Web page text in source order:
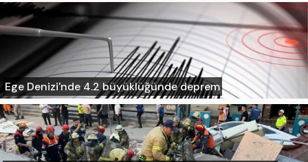
Ege Denizi'nde 4.2 büyüklüğünde deprem